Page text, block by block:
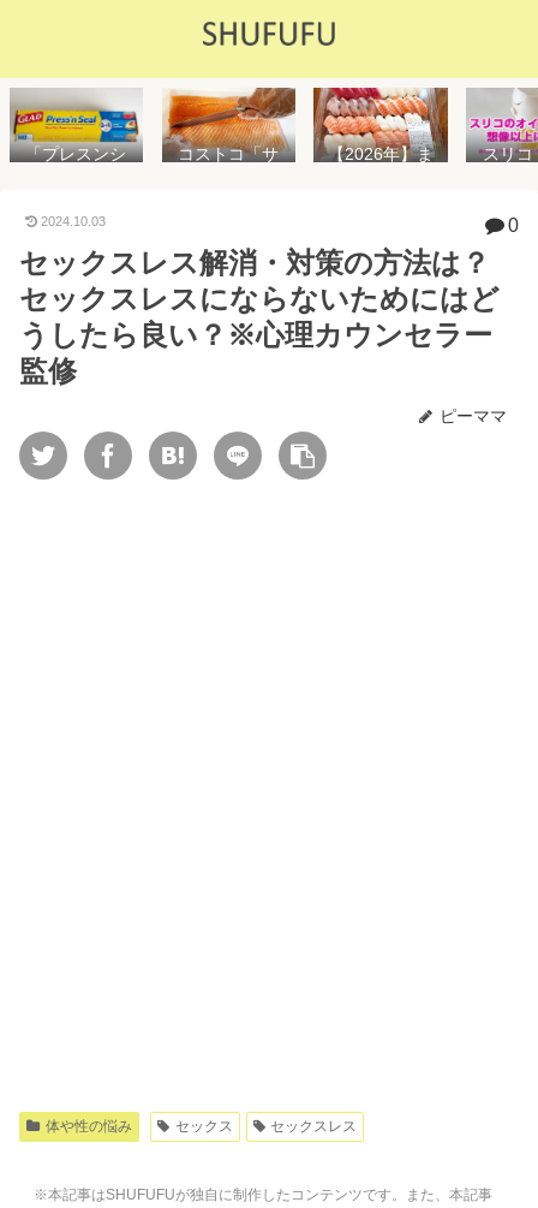
「プレスンシ
説！コストコ
る店はどこ？
粘着面に危険
性はない？
コストコ「サ
や冷凍保存方
法を紹介
【2026年】ま
が高いけど購
入するべき？
スリコ
思え
め！霧
イル
WAY
2024.10.03 0
セックスレス解消・対策の方法は？
セックスレスにならないためにはど
うしたら良い？※心理カウンセラー
監修
ピーママ
体や性の悩み セックス セックスレス
※本記事はSHUFUFUが独自に制作したコンテンツです。また、本記事